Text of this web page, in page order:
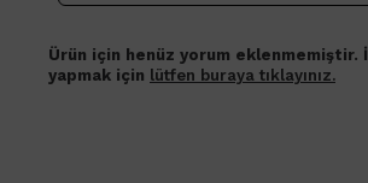
Ürün için henüz yorum eklenmemiştir.
yapmak için lütfen buraya tıklayınız.